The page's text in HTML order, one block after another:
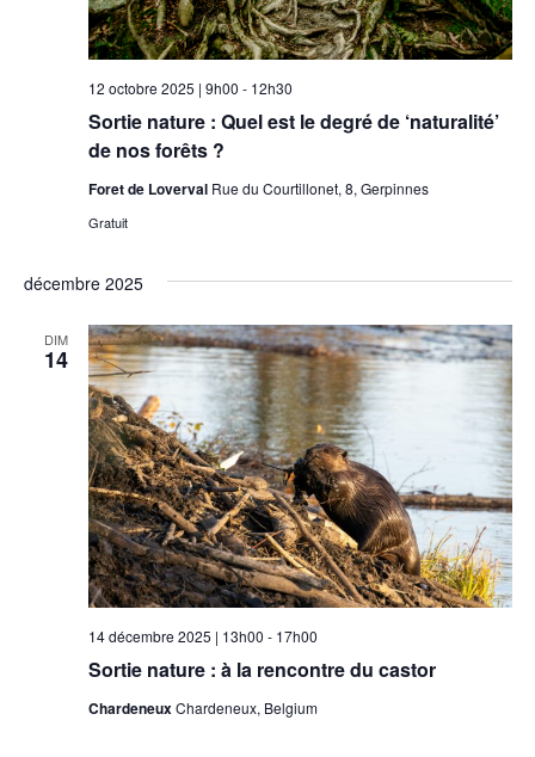
Sortie nature : Quel est le degré de ‘naturalité’
de nos forêts ?
12 octobre 2025 | 9h00 - 12h30
Foret de Loverval Rue du Courtillonet, 8, Gerpinnes
Gratuit
décembre 2025
DIM
14
Sortie nature : à la rencontre du castor
14 décembre 2025 | 13h00 - 17h00
ChardeneuxChardeneux, Belgium